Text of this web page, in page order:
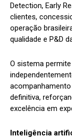
Detection, Early
clientes,
operação
qualidade e P&D
O sistema
definitiva,
excelência em
Inteligência